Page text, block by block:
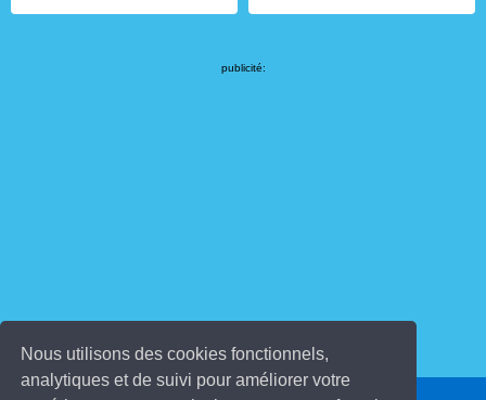
Nous utilisons des cookies fonctionnels,
analytiques et de suivi pour améliorer votre
publicité: